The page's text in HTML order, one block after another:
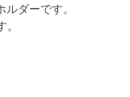
ダーです。